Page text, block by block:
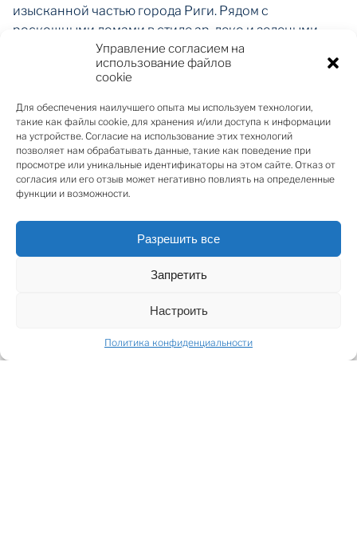
Управление согласием на
использование файлов
cookie
Для обеспечения наилучшего опыта мы используем технологии,
такие как файлы cookie, для хранения и/или доступа к информации
на устройстве. Согласие на использование этих технологий
позволяет нам обрабатывать данные, такие как поведение при
просмотре или уникальные идентификаторы на этом сайте. Отказ от
согласия или его отзыв может негативно повлиять на определенные
функции и возможности.
Разрешить все
Запретить
Настроить
Политика конфиденциальности
изысканной частью города Риги. Рядом с
роскошными домами в стиле ар-деко и зелеными
ландшафтными парками, здесь расположены
иностранные посольства, престижные офисы,
апартаменты элитного уровня, лучшие рестораны
города и уютные кафе.
Квартира расположена в двух уровнях, на первом
уровне находится гостиная в площади 53 м2 вместе с
кухней, две спальни со своими ванными комнатами и
гардеробами, кабинет и гостевая ванная комната.
Второй уровень квартиры спроектирован как
отдельная квартира со своей гостиной и кухней,
ванной комнатой и спальней, а на третьем уровне
расположен небольшой кабинет. В квартире
деревянных панелей, качественная встроенная
мебель индивидуального дизайна.